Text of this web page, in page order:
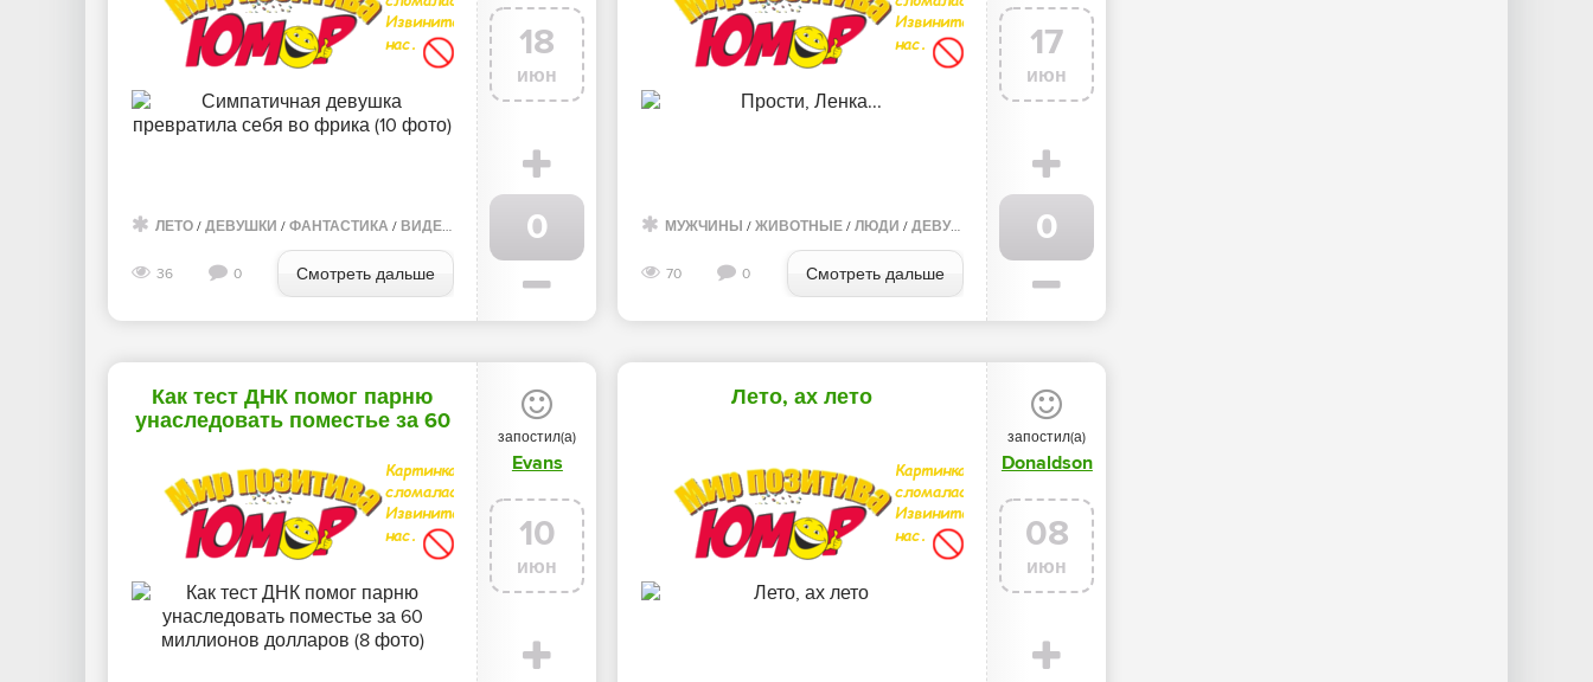
ЛЕТО/ ДЕВУШКИ / ФАНТАСТИКА / ВИДЕО ФОТО ГАЛЕРЕЯ
36 0 Смотреть дальше
18
июн
0 МУЖЧИНЫ / ЖИВОТНЫЕ/ ЛЮДИ / ДЕВУШКИ / / ВЕСНА
70 0 Смотреть дальше
17
июн
0
Как тест ДНК помог парню
унаследовать поместье за 60
запостил(а)
Evans
10
июн
Лето, ах лето
запостил(а)
Donaldson
08
июн